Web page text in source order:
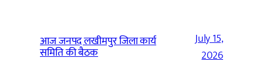
आज जनपद लखीमपुर जिला कार्य
समिति की बैठक
July 15,
2026